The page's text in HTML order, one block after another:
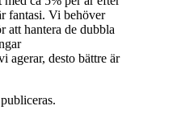
fantasi. Vi behöver
att hantera de dubbla
agerar, desto bättre är